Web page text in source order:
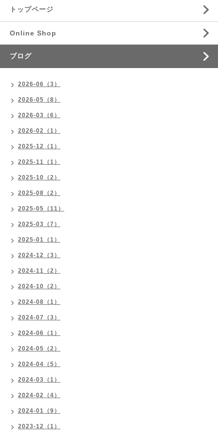
トップページ
Online Shop
ブログ
2026-06（3）
2026-05（8）
2026-03（6）
2026-02（1）
2025-12（1）
2025-11（1）
2025-10（2）
2025-08（2）
2025-05（11）
2025-03（7）
2025-01（1）
2024-12（3）
2024-11（2）
2024-10（2）
2024-08（1）
2024-07（3）
2024-06（1）
2024-05（2）
2024-04（5）
2024-03（1）
2024-02（4）
2024-01（9）
2023-12（1）